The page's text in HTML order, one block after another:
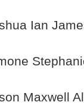
Ian
Maxwell